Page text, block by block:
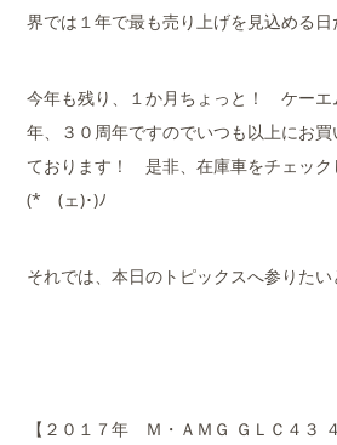
界では１年で最も売り上げを見込める日
今年も残り、１か月ちょっと！ ケーエ
年、３０周年ですのでいつも以上にお
ております！ 是非、在庫車をチェック
(*ゝ(ェ)･)ﾉ
それでは、本日のトピックスへ参りたい
【２０１７年 Ｍ・ＡＭＧ ＧＬＣ４３